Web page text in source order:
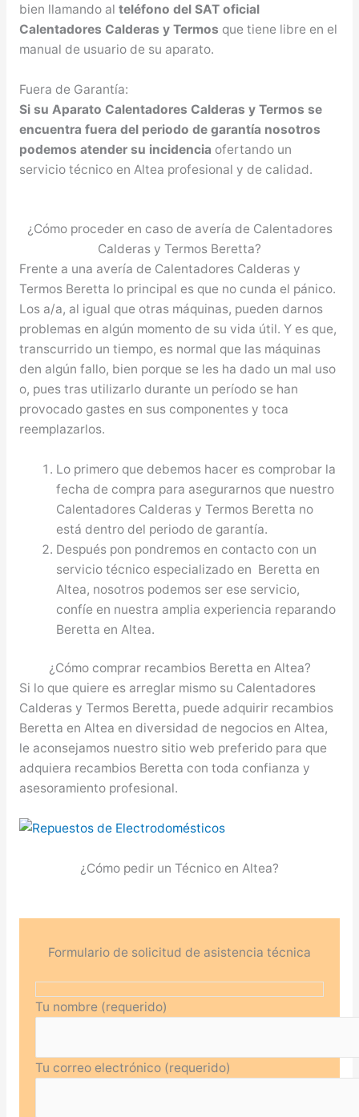
bien llamando al teléfono del SAT oficial
Calentadores Calderas y Termos que tiene libre en el
manual de usuario de su aparato.
Fuera de Garantía:
Si su Aparato Calentadores Calderas y Termos se
encuentra fuera del periodo de garantía nosotros
podemos atender su incidencia ofertando un
servicio técnico en Altea profesional y de calidad.
¿Cómo proceder en caso de avería de Calentadores
Calderas y Termos Beretta?
Frente a una avería de Calentadores Calderas y
Termos Beretta lo principal es que no cunda el pánico.
Los a/a, al igual que otras máquinas, pueden darnos
problemas en algún momento de su vida útil. Y es que,
transcurrido un tiempo, es normal que las máquinas
den algún fallo, bien porque se les ha dado un mal uso
o, pues tras utilizarlo durante un período se han
provocado gastes en sus componentes y toca
reemplazarlos.
Lo primero que debemos hacer es comprobar la
fecha de compra para asegurarnos que nuestro
Calentadores Calderas y Termos Beretta no
está dentro del periodo de garantía.
Después pon pondremos en contacto con un
servicio técnico especializado en Beretta en
Altea, nosotros podemos ser ese servicio,
confíe en nuestra amplia experiencia reparando
Beretta en Altea.
¿Cómo comprar recambios Beretta en Altea?
Si lo que quiere es arreglar mismo su Calentadores
Calderas y Termos Beretta, puede adquirir recambios
Beretta en Altea en diversidad de negocios en Altea,
le aconsejamos nuestro sitio web preferido para que
adquiera recambios Beretta con toda confianza y
asesoramiento profesional.
¿Cómo pedir un Técnico en Altea?
Formulario de solicitud de asistencia técnica
Tu nombre (requerido)
Tu correo electrónico (requerido)